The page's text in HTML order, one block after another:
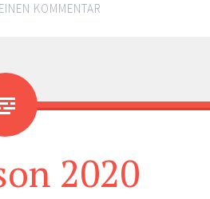
KOMMENTAR
2020